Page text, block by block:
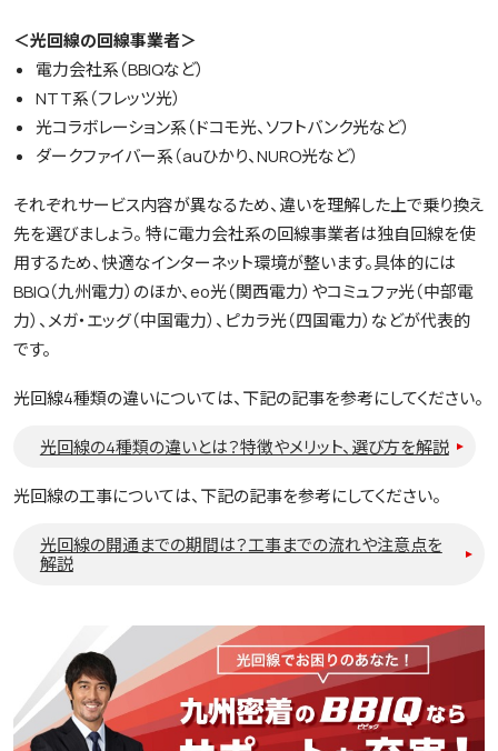
＜光回線の回線事業者＞
電力会社系（BBIQなど）
NTT系（フレッツ光）
光コラボレーション系（ドコモ光、ソフトバンク光など）
ダークファイバー系（auひかり、NURO光など）
それぞれサービス内容が異なるため、違いを理解した上で乗り換え
先を選びましょう。 特に電力会社系の回線事業者は独自回線を使
用するため、快適なインターネット環境が整います。具体的には
BBIQ（九州電力）のほか、eo光（関西電力）やコミュファ光（中部電
力）、メガ・エッグ（中国電力）、ピカラ光（四国電力）などが代表的
です。
光回線4種類の違いについては、下記の記事を参考にしてください。
光回線の4種類の違いとは？特徴やメリット、選び方を解説
光回線の工事については、下記の記事を参考にしてください。
光回線の開通までの期間は？工事までの流れや注意点を
解説